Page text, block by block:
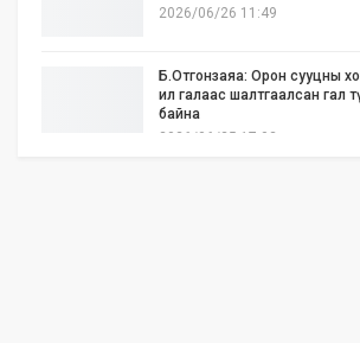
2026/06/26 11:49
Б.Отгонзаяа: Орон сууцны
ил галаас шалтгаалсан гал
байна
2026/06/25 17:02